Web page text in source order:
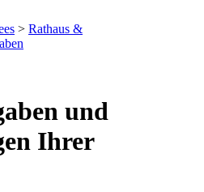
> Rathaus &
und
Ihrer